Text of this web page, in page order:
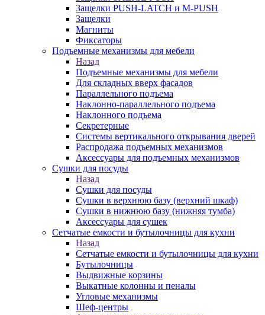
Защелки PUSH-LATCH и M-PUSH
Защелки
Магниты
Фиксаторы
Подъемные механизмы для мебели
Назад
Подъемные механизмы для мебели
Для складных вверх фасадов
Параллельного подъема
Наклонно-параллельного подъема
Наклонного подъема
Секретерные
Системы вертикального открывания дверей
Распродажа подъемных механизмов
Аксессуары для подъемных механизмов
Сушки для посуды
Назад
Сушки для посуды
Сушки в верхнюю базу (верхний шкаф)
Сушки в нижнюю базу (нижняя тумба)
Аксессуары для сушек
Сетчатые емкости и бутылочницы для кухни
Назад
Сетчатые емкости и бутылочницы для кухни
Бутылочницы
Выдвижные корзины
Выкатные колонны и пеналы
Угловые механизмы
Шеф-центры